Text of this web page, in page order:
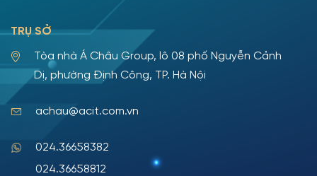
TRỤ SỞ
Tòa nhà Á Châu Group, lô 08 phố Nguyễn Cảnh
Dị, phường Định Công, TP. Hà Nội
achau@acit.com.vn
024.36658382
024.36658812